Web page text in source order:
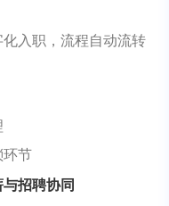
入职，流程自动流转
环节
招聘协同